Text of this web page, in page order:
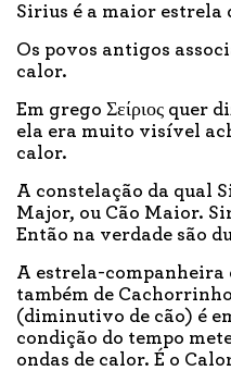
Sirius é a maior estrela
Os povos antigos
calor.
Em grego Σείριος quer
ela era muito visível
calor.
A constelação da qual
Major, ou Cão Maior.
Então na verdade são
A estrela-companheira
também de
(diminutivo de cão) é
condição do tempo
ondas de calor. É o